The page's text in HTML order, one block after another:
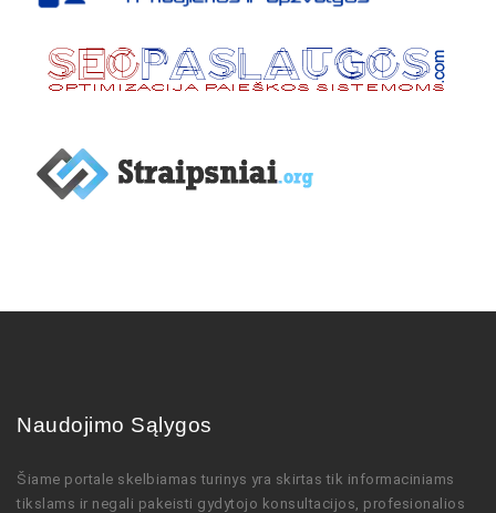
Naudojimo Sąlygos
Šiame portale skelbiamas turinys yra skirtas tik informaciniams
tikslams ir negali pakeisti gydytojo konsultacijos, profesionalios